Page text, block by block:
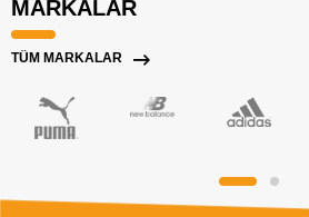
MARKALAR
TÜM MARKALAR